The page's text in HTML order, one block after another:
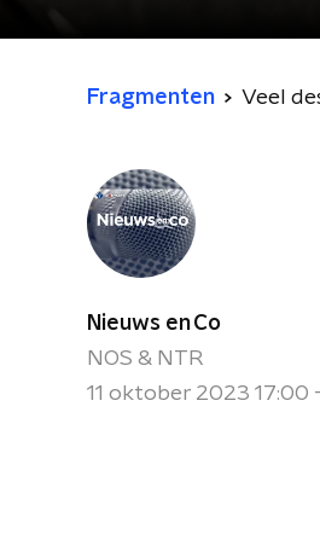
Fragmenten Veel
Nieuws en Co
NOS & NTR
11 oktober 2023 17:00